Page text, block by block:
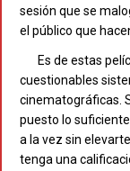
sesión que se
el público que
Es de estas
cuestionables
cinematográficas.
puesto lo
a la vez sin
tenga una